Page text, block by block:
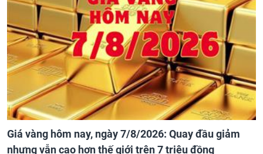
Giá vàng hôm nay, ngày 7/8/2026: Quay đầu giảm
nhưng vẫn cao hơn thế giới trên 7 triệu đồng